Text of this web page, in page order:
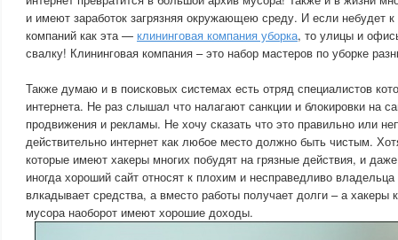
и имеют заработок загрязняя окружающею среду. И если небудет
компаний как эта — клининговая компания уборка, то улицы и
свалку! Клининговая компания – это набор мастеров по уборке
Также думаю и в поисковых системах есть отряд специалистов
интернета. Не раз слышал что налагают санкции и блокировки на
продвижения и рекламы. Не хочу сказать что это правильно или
действительно интернет как любое место должно быть чистым.
которые имеют хакеры многих побудят на грязные действия, и
иногда хороший сайт относят к плохим и несправедливо
влкадывает средства, а вместо работы получает долги – а хакеры
мусора наоборот имеют хорошие доходы.